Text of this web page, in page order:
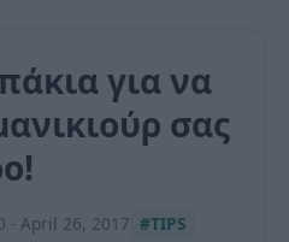
για να
σας
- April 26, 2017 #TIPS